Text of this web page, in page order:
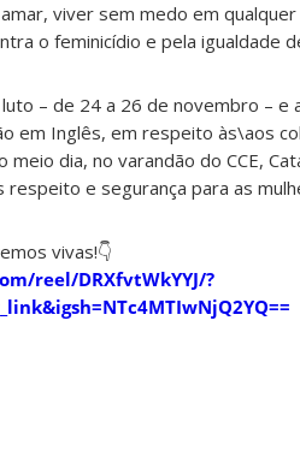
viver sem medo em
o feminicídio e pela igualdade
– de 24 a 26 de novembro – e
em Inglês, em respeito às\aos
meio dia, no varandão do CCE,
e segurança para as
vivas!👇
reel/DRXfvtWkYYJ/?